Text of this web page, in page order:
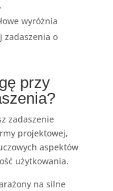
wyróżnia
zadaszenia o
przy
zadaszenie
projektowej,
aspektów
użytkowania.
na silne